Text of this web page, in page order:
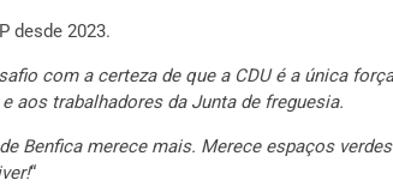
desde 2023.
com a certeza de que a CDU é a única
aos trabalhadores da Junta de freguesia.
Benfica merece mais. Merece espaços
“